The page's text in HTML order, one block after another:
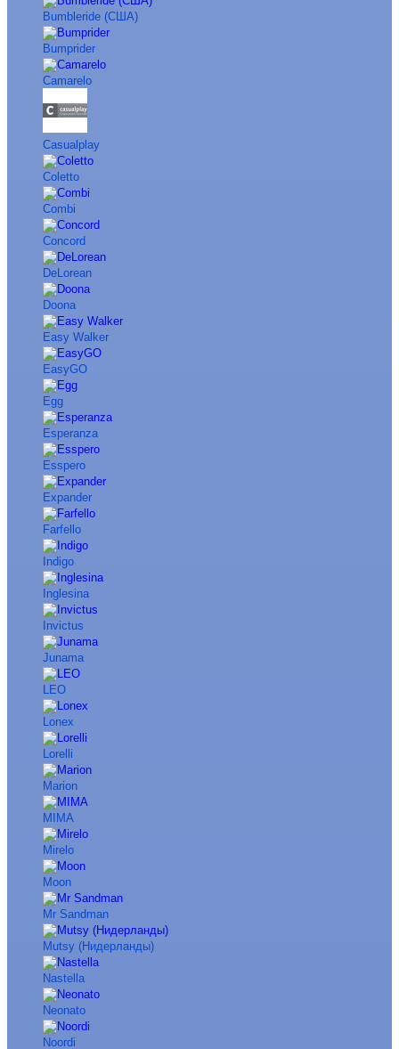
Bumbleride (США)
Bumprider
Camarelo
Casualplay
Coletto
Combi
Concord
DeLorean
Doona
Easy Walker
EasyGO
Egg
Esperanza
Esspero
Expander
Farfello
Indigo
Inglesina
Invictus
Junama
LEO
Lonex
Lorelli
Marion
MIMA
Mirelo
Moon
Mr Sandman
Mutsy (Нидерланды)
Nastella
Neonato
Noordi